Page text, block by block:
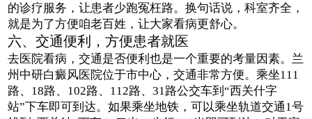
的诊疗服务，让患者少跑冤枉路。换句话说，科室齐全，
就是为了方便咱老百姓，让大家看病更舒心。
六、交通便利，方便患者就医
去医院看病，交通是否便利也是一个重要的考量因素。兰
州中研白癜风医院位于市中心，交通非常方便。乘坐111
路、18路、102路、112路、31路公交车到“西关什字
站”下车即可到达。如果乘坐地铁，可以乘坐轨道交通1号